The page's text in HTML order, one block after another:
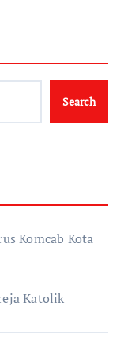
Search
Komcab Kota
Katolik